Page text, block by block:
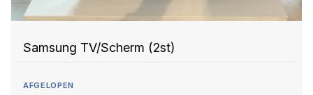
Samsung TV/Scherm (2st)
AFGELOPEN